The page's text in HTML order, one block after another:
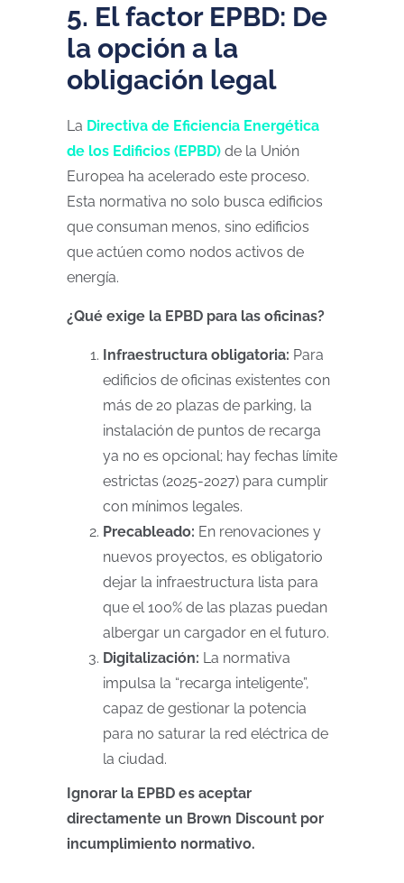
5. El factor EPBD: De
la opción a la
obligación legal
La Directiva de Eficiencia Energética
de los Edificios (EPBD) de la Unión
Europea ha acelerado este proceso.
Esta normativa no solo busca edificios
que consuman menos, sino edificios
que actúen como nodos activos de
energía.
¿Qué exige la EPBD para las oficinas?
Infraestructura obligatoria: Para
edificios de oficinas existentes con
más de 20 plazas de parking, la
instalación de puntos de recarga
ya no es opcional; hay fechas límite
estrictas (2025-2027) para cumplir
con mínimos legales.
Precableado: En renovaciones y
nuevos proyectos, es obligatorio
dejar la infraestructura lista para
que el 100% de las plazas puedan
albergar un cargador en el futuro.
Digitalización: La normativa
impulsa la “recarga inteligente”,
capaz de gestionar la potencia
para no saturar la red eléctrica de
la ciudad.
Ignorar la EPBD es aceptar
directamente un Brown Discount por
incumplimiento normativo.